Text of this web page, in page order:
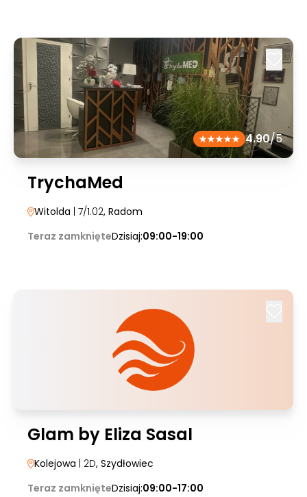
4.90/5
TrychaMed
Witolda | 7/1.02, Radom
Teraz zamknięteDzisiaj:09:00-19:00
Glam by Eliza Sasal
Kolejowa | 2D, Szydłowiec
Teraz zamknięteDzisiaj:09:00-17:00